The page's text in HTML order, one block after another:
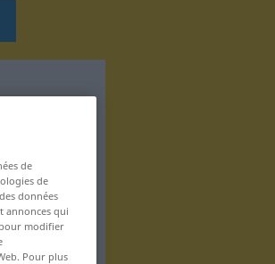
de
de
données
annonces qui
modifier
Pour plus